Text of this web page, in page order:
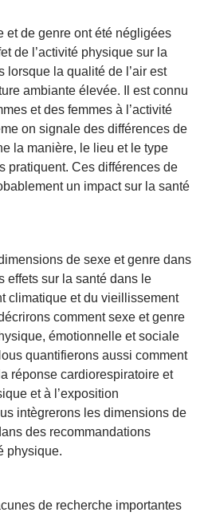
et de genre ont été négligées
de l’activité physique sur la
lorsque la qualité de l’air est
ambiante élevée. Il est connu
et des femmes à l’activité
on signale des différences de
la manière, le lieu et le type
pratiquent. Ces différences de
un impact sur la santé
de sexe et genre dans
effets sur la santé dans le
climatique et du vieillissement
comment sexe et genre
émotionnelle et sociale
quantifierons aussi comment
réponse cardiorespiratoire et
et à l’exposition
intègrerons les dimensions de
des recommandations
physique.
de recherche importantes